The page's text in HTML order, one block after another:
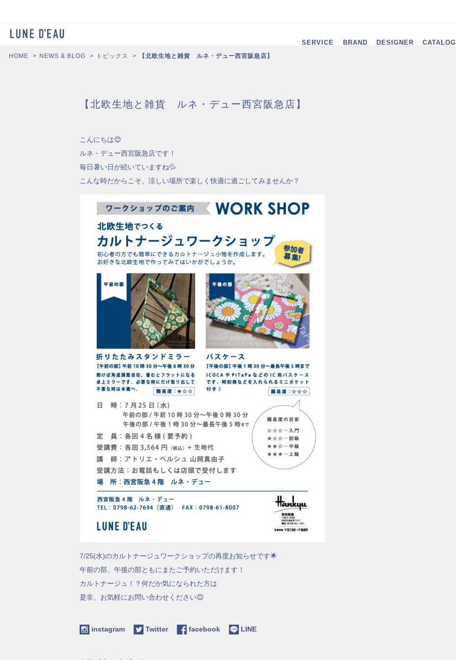
SERVICE BRAND DESIGNER CATALOG
HOME NEWS & BLOG トピックス 【北欧生地と雑貨 ルネ・デュー西宮阪急店】
【北欧生地と雑貨 ルネ・デュー西宮阪急店】
こんにちは😊
ルネ・デュー西宮阪急店です！
毎日暑い日が続いていますね💦
こんな時だからこそ、涼しい場所で楽しく快適に過ごしてみませんか？
7/25(水)のカルトナージュワークショップの再度お知らせです🌟
午前の部、午後の部ともにまたご予約いただけます！
カルトナージュ！？何だか気になられた方は
是非、お気軽にお問い合わせください😊
instagram Twitter facebook LINE